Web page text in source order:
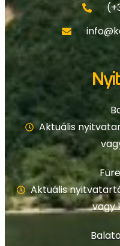
Aktuális
Aktuális
vagy